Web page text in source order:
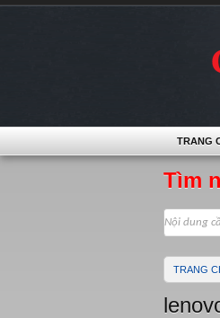
Tìm
TRANG
TRANG